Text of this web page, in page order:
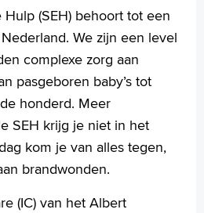
(SEH) behoort tot een
We zijn een level
complexe zorg aan
pasgeboren baby’s tot
honderd. Meer
SEH krijg je niet in het
kom je van alles tegen,
brandwonden.
(IC) van het Albert